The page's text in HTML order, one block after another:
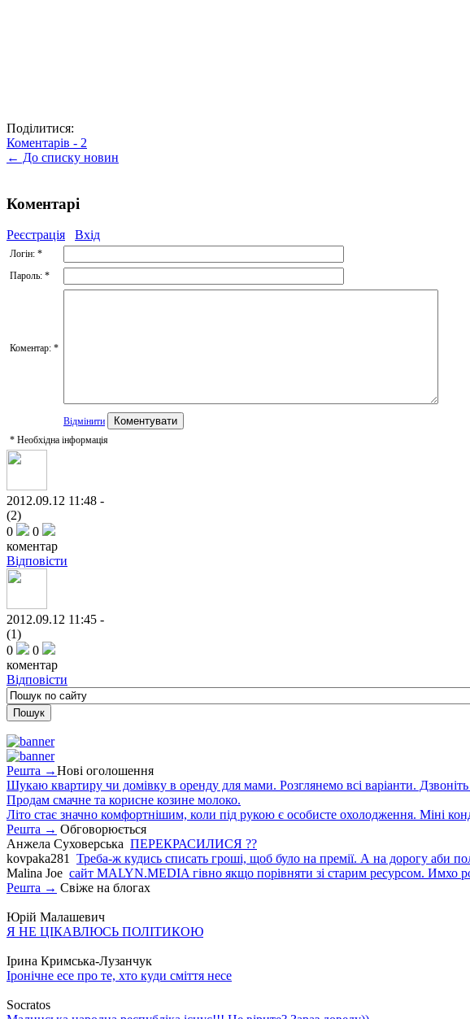
Поділитися:
Коментарів - 2
← До списку новин
Коментарі
Реєстрація Вхід
Логін: *
Пароль: *
Коментар: *
Відмінити
* Необхідна інформація
2012.09.12 11:48 -
(2)
0
0
коментар
Відповісти
2012.09.12 11:45 -
(1)
0
0
коментар
Відповісти
Решта →Нові оголошення
Шукаю квартиру чи домівку в оренду для мами. Розглянемо всі варіанти.
Продам смачне та корисне козине молоко.
Літо стає значно комфортнішим, коли під рукою є особисте охолодження. Міні
Решта → Обговорюється
Анжела Суховерська ПЕРЕКРАСИЛИСЯ ??
kovpaka281
Треба-ж кудись списать гроші, щоб було на премії. А на дорогу аби
Malina Joe сайт MALYN.MEDIA гiвно якщо порiвняти зi старим ресурсом. Имхо
Решта → Свіже на блогах
Юрій Малашевич
Я НЕ ЦІКАВЛЮСЬ ПОЛІТИКОЮ
Ірина Кримська-Лузанчук
Іронічне есе про те, хто куди сміття несе
Socratos